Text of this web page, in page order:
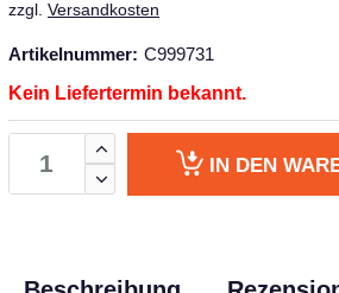
zzgl. Versandkosten
Artikelnummer: C999731
Kein Liefertermin bekannt.
IN DEN